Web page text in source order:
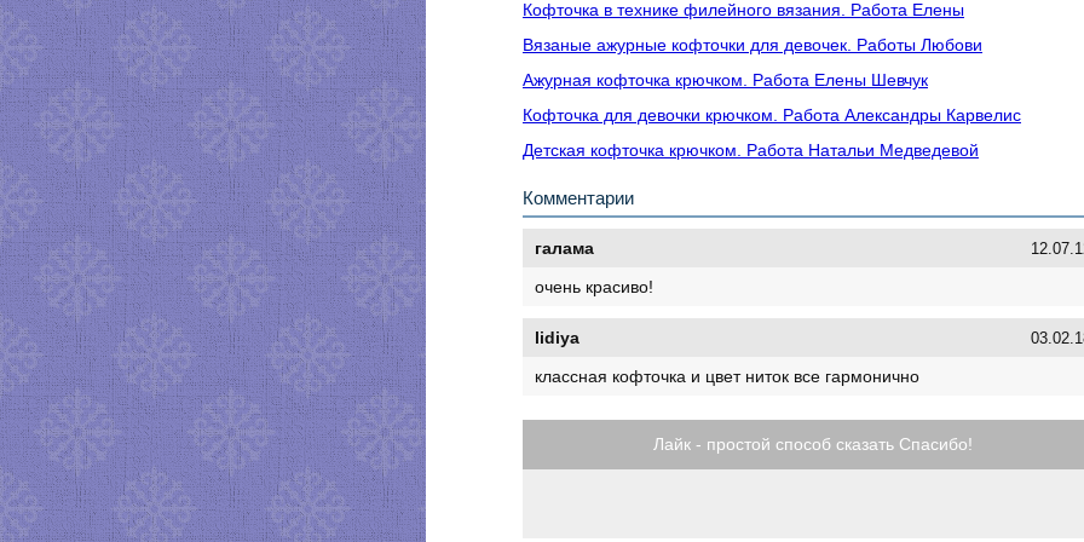
Кофточка в технике филейного вязания. Работа Елены
Вязаные ажурные кофточки для девочек. Работы Любови
Ажурная кофточка крючком. Работа Елены Шевчук
Кофточка для девочки крючком. Работа Александры Карвелис
Детская кофточка крючком. Работа Натальи Медведевой
Комментарии
галама
очень красиво!
lidiya
классная кофточка и цвет ниток все гармонично
Лайк - простой способ сказать Спасибо!